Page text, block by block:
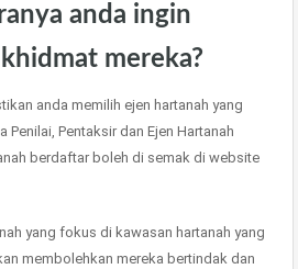
anda ingin
mereka?
anda memilih ejen hartanah yang
Pentaksir dan Ejen Hartanah
berdaftar boleh di semak di website
yang fokus di kawasan hartanah yang
membolehkan mereka bertindak dan